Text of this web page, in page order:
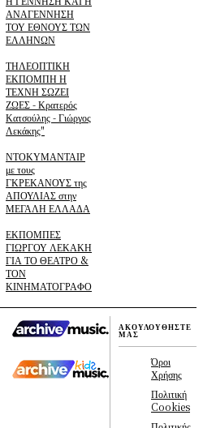
ΑΝΑΓΕΝΝΗΣΗ
ΤΟΥ ΕΘΝΟΥΣ ΤΩΝ
ΕΛΛΗΝΩΝ
ΤΗΛΕΟΠΤΙΚΗ
ΕΚΠΟΜΠΗ Η
ΤΕΧΝΗ ΣΩΖΕΙ
ΖΩΕΣ - Κρατερός
Κατσούλης - Γιώργος
Λεκάκης"
ΝΤΟΚΥΜΑΝΤΑΙΡ
με τους
ΓΚΡΕΚΑΝΟΥΣ της
ΑΠΟΥΛΙΑΣ στην
ΜΕΓΑΛΗ ΕΛΛΑΔΑ
ΕΚΠΟΜΠΕΣ
ΓΙΩΡΓΟΥ ΛΕΚΑΚΗ
ΓΙΑ ΤΟ ΘΕΑΤΡΟ &
ΤΟΝ
ΚΙΝΗΜΑΤΟΓΡΑΦΟ
ΑΚΟΥΛΟΥΘΗΣΤΕ
ΜΑΣ
Όροι
Χρήσης
Πολιτική
Cookies